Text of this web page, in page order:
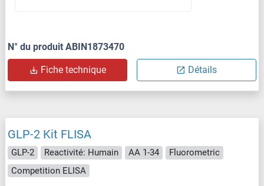
N° du produit ABIN1873470
Fiche technique Détails
GLP-2 Kit FLISA
GLP-2 Reactivité: Humain AA 1-34
Fluorometric
Competition ELISA